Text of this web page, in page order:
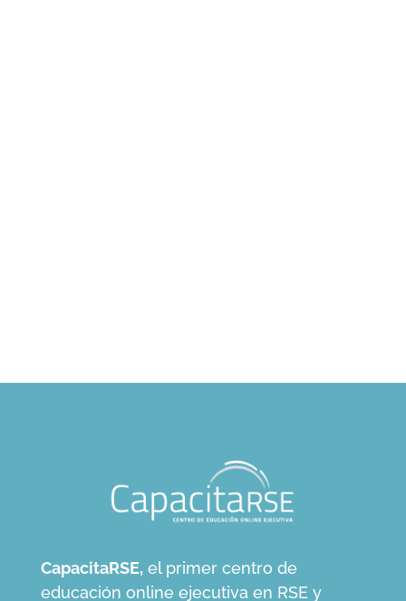
CapacitaRSE, el primer centro de
educación online ejecutiva en RSE y